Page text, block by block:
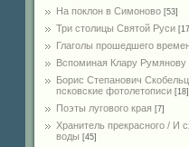
На поклон в Симоново [53]
Три столицы Святой Руси
Глаголы прошедшего
Вспоминая Клару Румянову
Борис Степанович
псковские фотолетописи [18]
Поэты лугового края [7]
Хранитель прекрасного / И
воды [45]